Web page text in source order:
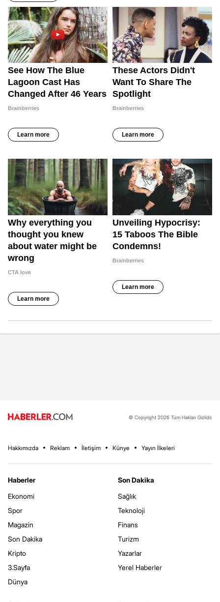
© Copyright 2026 Tüm Hakları Gizlidir.
Hakkımızda Reklam İletişim Künye Yayın İlkeleri
Haberler
Ekonomi
Spor
Magazin
Son Dakika
Kripto
3.Sayfa
Dünya
Son Dakika
Sağlık
Teknoloji
Finans
Turizm
Yazarlar
Yerel Haberler